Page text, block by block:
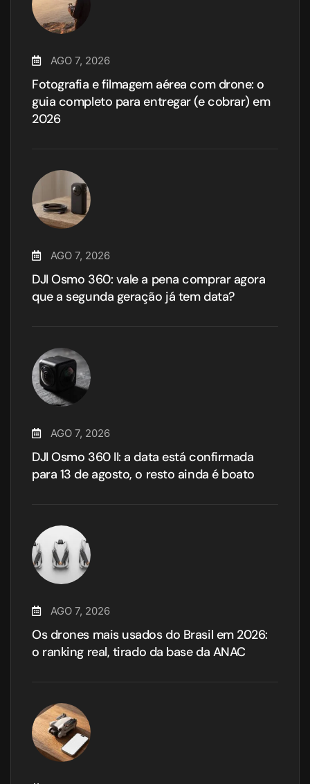
AGO 7, 2026
Fotografia e filmagem aérea com drone: o
guia completo para entregar (e cobrar) em
2026
AGO 7, 2026
DJI Osmo 360: vale a pena comprar agora
que a segunda geração já tem data?
AGO 7, 2026
DJI Osmo 360 II: a data está confirmada
para 13 de agosto, o resto ainda é boato
AGO 7, 2026
Os drones mais usados do Brasil em 2026:
o ranking real, tirado da base da ANAC